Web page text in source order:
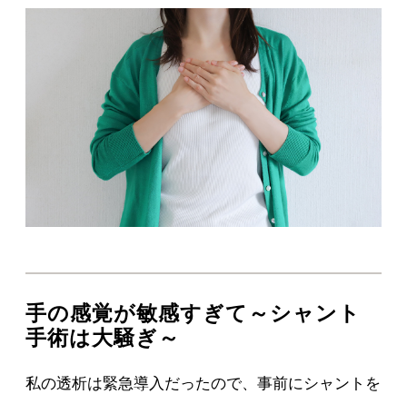
手の感覚が敏感すぎて～シャント
手術は大騒ぎ～
私の透析は緊急導入だったので、事前にシャントを